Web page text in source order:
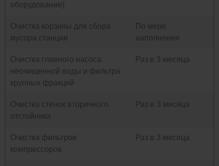
оборудование)
Очистка корзины для сбора
мусора станции
По мере
наполнения
Очистка главного насоса
неочищенной воды и фильтра
крупных фракций
Раз в 3 месяца
Очистка стенок вторичного
отстойника
Раз в 3 месяца
Очистка фильтров
компрессоров
Раз в 3 месяца